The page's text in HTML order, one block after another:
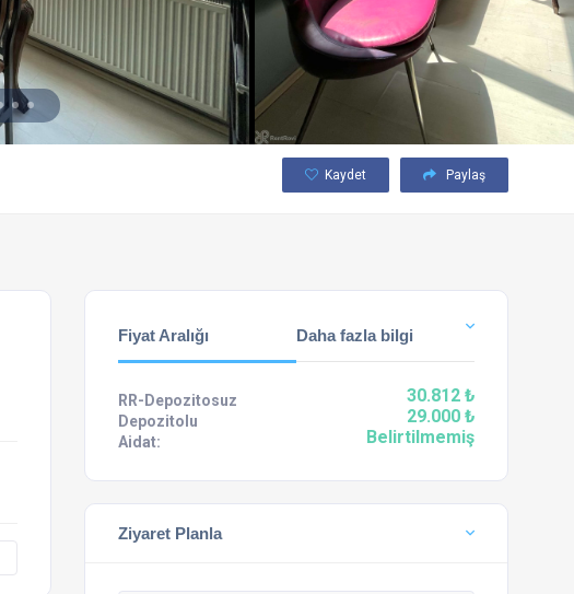
Kaydet Paylaş
Fiyat Aralığı Daha fazla bilgi
RR-Depozitosuz 30.812 ₺
Depozitolu 29.000 ₺
Aidat: Belirtilmemiş
Ziyaret Planla